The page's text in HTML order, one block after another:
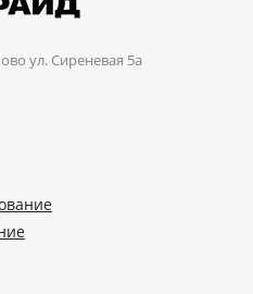
ул. Сиреневая 5а